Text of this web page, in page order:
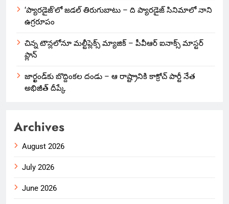
‘ప్యారడైజ్’లో జడల్ తిరుగుబాటు – ది ప్యారడైజ్ సినిమాలో నాని
ఉగ్రరూపం
చిన్న టౌన్లలోనూ మల్టీప్లెక్స్‌ మ్యాజిక్ – పీవీఆర్ ఐనాక్స్ మాస్టర్
ప్లాన్
జార్ఖండ్‌కు బొద్దింకల దండు – ఆ రాష్ట్రానికి కాక్రోచ్ పార్టీ నేత
అభిజీత్ దీప్కే
Archives
August 2026
July 2026
June 2026